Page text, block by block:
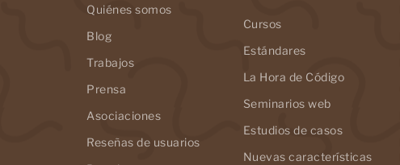
Quiénes somos
Blog
Trabajos
Prensa
Asociaciones
Reseñas de usuarios
Cursos
Estándares
La Hora de Código
Seminarios web
Estudios de casos
Nuevas características